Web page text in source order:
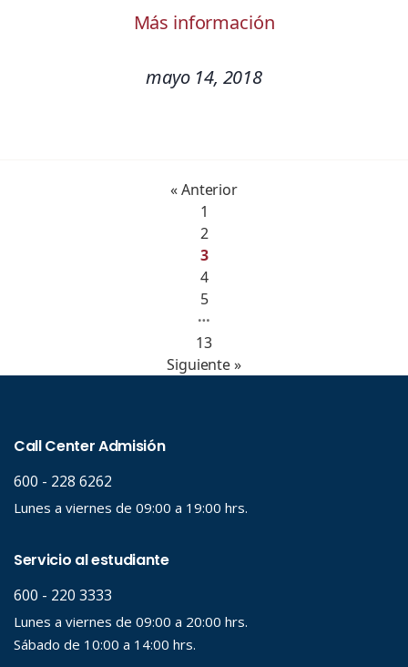
Más información
mayo 14, 2018
« Anterior
1
2
3
4
5
…
13
Siguiente »